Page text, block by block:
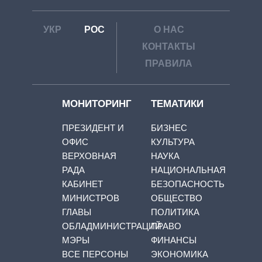
УКР РОС
О НАС
КОНТАКТЫ
ПРАВИЛА
МОНИТОРИНГ
ПРЕЗИДЕНТ И
ОФИС
ВЕРХОВНАЯ
РАДА
КАБИНЕТ
МИНИСТРОВ
ГЛАВЫ
ОБЛАДМИНИСТРАЦИЙ
МЭРЫ
ВСЕ ПЕРСОНЫ
ТЕМАТИКИ
БИЗНЕС
КУЛЬТУРА
НАУКА
НАЦИОНАЛЬНАЯ
БЕЗОПАСНОСТЬ
ОБЩЕСТВО
ПОЛИТИКА
ПРАВО
ФИНАНСЫ
ЭКОНОМИКА